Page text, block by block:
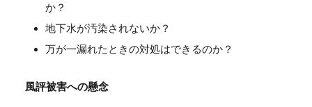
か？
地下水が汚染されないか？
万が一漏れたときの対処はできるのか？
風評被害への懸念